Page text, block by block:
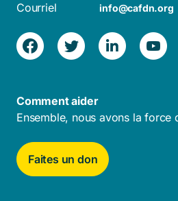
Courriel info@cafdn.org
Comment aider
Ensemble, nous avons la force
Faites un don